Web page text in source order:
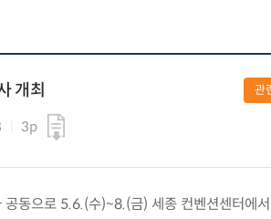
개최
3p
관
동으로 5.6.(수)~8.(금) 세종 컨벤션센터에